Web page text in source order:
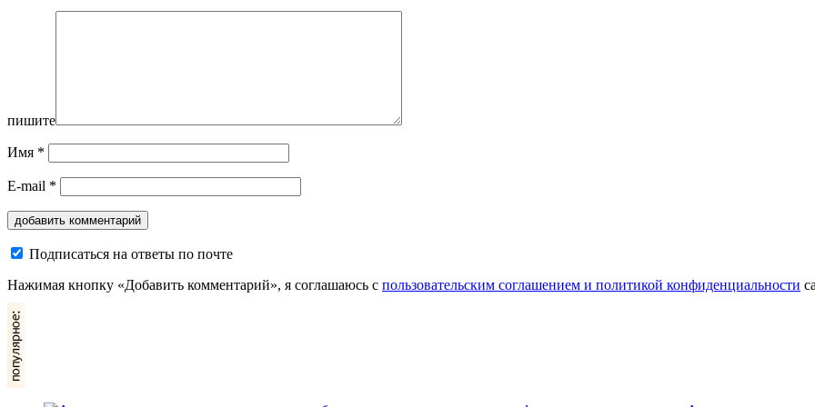
пишите
Имя *
E-mail *
Подписаться на ответы по почте
Нажимая кнопку «Добавить комментарий», я соглашаюсь с пользовательским соглашением и политикой конфиденциальности